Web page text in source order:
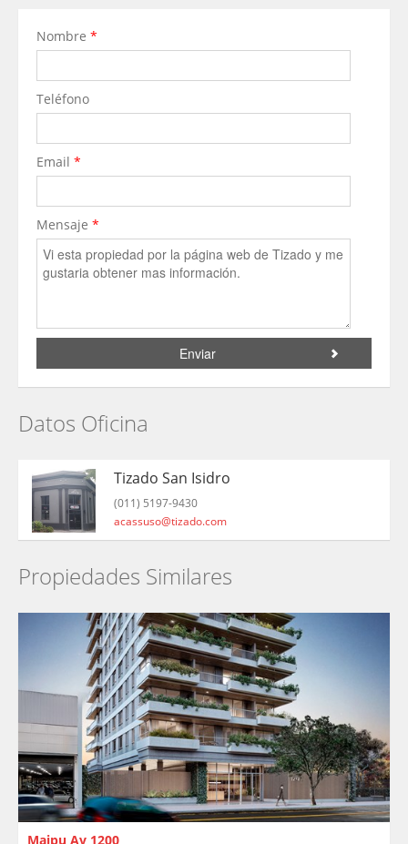
Nombre *
Teléfono
Email *
Mensaje *
Datos Oficina
Tizado San Isidro
(011) 5197-9430
acassuso@tizado.com
Propiedades Similares
Maipu Av 1200